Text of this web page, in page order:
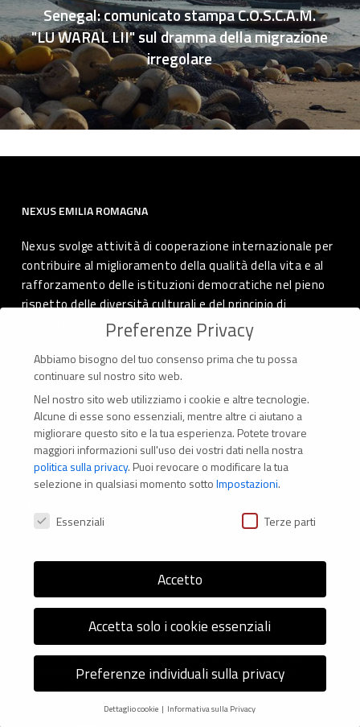
Senegal: comunicato stampa C.O.S.C.A.M.
"LU WARAL LII" sul dramma della migrazione
irregolare
NEXUS EMILIA ROMAGNA
Nexus svolge attività di cooperazione internazionale per
contribuire al miglioramento della qualità della vita e al
rafforzamento delle istituzioni democratiche nel pieno
rispetto delle diversità culturali e del principio di
autodeterminazione dei popoli.
CONTATTI
Via Marconi 69 – 40122 Bologna (Italia)
Tel. +39 051 294 775
© 2026 Nexus ER - Tutti i diritti riservati - Codice fiscale:
92036270376 -Informativa sui CookieePrivacy Policy
Credits: Next-Data
Preferenze Privacy
Abbiamo bisogno del tuo consenso prima che tu possa
continuare sul nostro sito web.
Nel nostro sito web utilizziamo i cookie e altre tecnologie.
Alcune di esse sono essenziali, mentre altre ci aiutano a
migliorare questo sito e la tua esperienza. Potete trovare
maggiori informazioni sull'uso dei vostri dati nella nostra
politica sulla privacy. Puoi revocare o modificare la tua
selezione in qualsiasi momento sottoImpostazioni.
Preferenze Privacy
Essenziali Terze parti
Accetto
Accetta solo i cookie essenziali
Preferenze individuali sulla privacy
Dettaglio cookie Informativa sulla Privacy